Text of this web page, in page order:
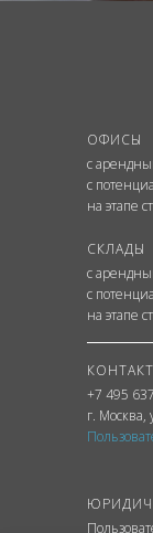
ОФИСЫ
с
с
на этапе
СКЛАДЫ
с
с
на этапе
+7 495
г. Москва,